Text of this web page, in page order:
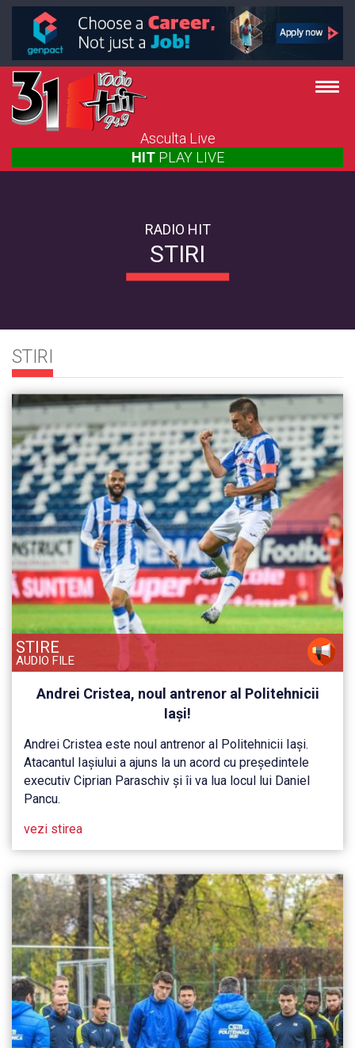
Asculta Live
HIT PLAY LIVE
RADIO HIT
STIRI
STIRI
STIRE
AUDIO FILE
Andrei Cristea, noul antrenor al Politehnicii
Iași!
Andrei Cristea este noul antrenor al Politehnicii Iași.
Atacantul Iașiului a ajuns la un acord cu președintele
executiv Ciprian Paraschiv și îi va lua locul lui Daniel
Pancu.
vezi stirea